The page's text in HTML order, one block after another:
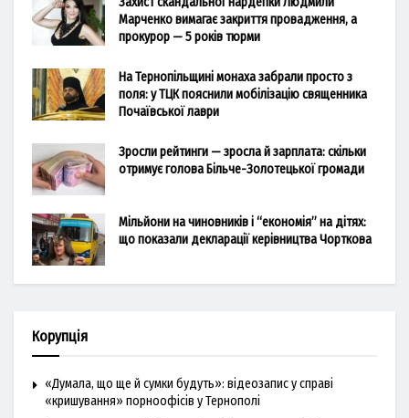
Марченко вимагає закриття провадження, а
прокурор — 5 років тюрми
На Тернопільщині монаха забрали просто з
поля: у ТЦК пояснили мобілізацію священника
Почаївської лаври
Зросли рейтинги — зросла й зарплата: скільки
отримує голова Більче-Золотецької громади
Мільйони на чиновників і “економія” на дітях:
що показали декларації керівництва Чорткова
Корупція
«Думала, що ще й сумки будуть»: відеозапис у справі
«кришування» порноофісів у Тернополі